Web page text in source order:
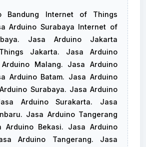
Bandung Internet of Things
Arduino Surabaya Internet of
Jasa Arduino Jakarta
Jakarta. Jasa Arduino
Malang. Jasa Arduino
Arduino Batam. Jasa Arduino
Surabaya. Jasa Arduino
Arduino Surakarta. Jasa
Jasa Arduino Tangerang
Arduino Bekasi. Jasa Arduino
Arduino Tangerang. Jasa